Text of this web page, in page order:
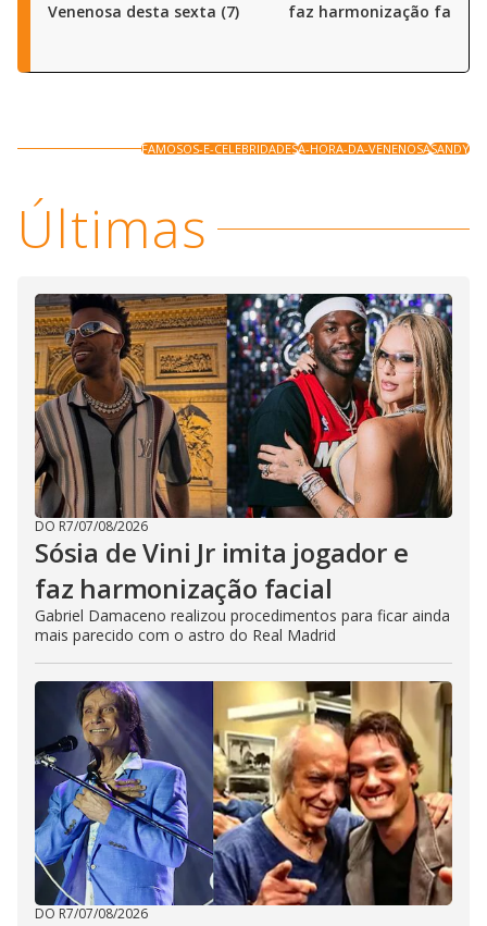
Venenosa desta sexta (7)
faz harmonização facial
FAMOSOS-E-CELEBRIDADESA-HORA-DA-VENENOSASANDY
Últimas
DO R7/07/08/2026
Sósia de Vini Jr imita jogador e
faz harmonização facial
Gabriel Damaceno realizou procedimentos para ficar ainda
mais parecido com o astro do Real Madrid
DO R7/07/08/2026